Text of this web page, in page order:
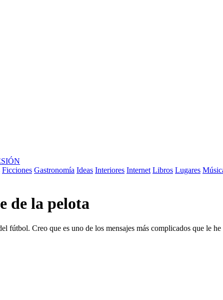
Ficciones Gastronomía Ideas Interiores Internet Libros Lugares
de la pelota
fútbol. Creo que es uno de los mensajes más complicados que le